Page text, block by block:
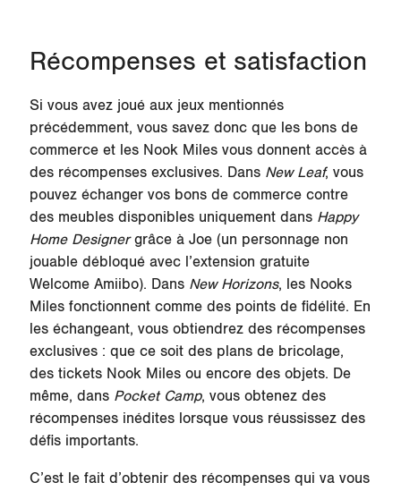
Récompenses et satisfaction
Si vous avez joué aux jeux mentionnés
précédemment, vous savez donc que les bons de
commerce et les Nook Miles vous donnent accès à
des récompenses exclusives. Dans New Leaf, vous
pouvez échanger vos bons de commerce contre
des meubles disponibles uniquement dans Happy
Home Designergrâce à Joe (un personnage non
jouable débloqué avec l’extension gratuite
Welcome Amiibo). Dans New Horizons, les Nooks
Miles fonctionnent comme des points de fidélité. En
les échangeant, vous obtiendrez des récompenses
exclusives : que ce soit des plans de bricolage,
des tickets Nook Miles ou encore des objets. De
même, dans Pocket Camp, vous obtenez des
récompenses inédites lorsque vous réussissez des
défis importants.
C’est le fait d’obtenir des récompenses qui va vous